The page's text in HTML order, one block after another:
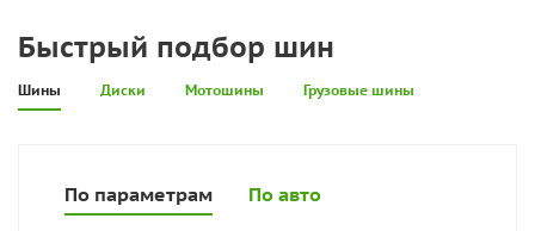
Быстрый подбор шин
Шины Диски Мотошины Грузовые шины
По параметрам По авто